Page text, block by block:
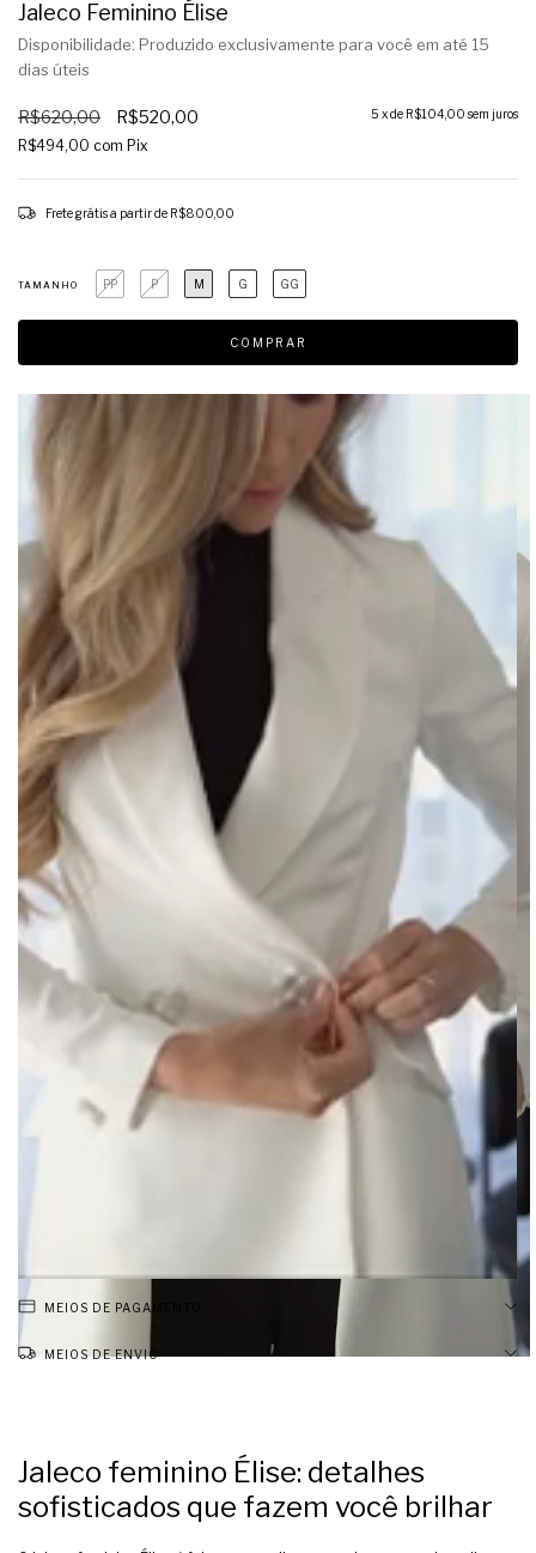
Jaleco Feminino Élise
Disponibilidade: Produzido exclusivamente para você em até 15
dias úteis
R$620,00 R$520,00 5 x de R$104,00 sem juros
R$494,00 com Pix
Frete grátisa partir de R$800,00
TAMANHO PP P M G GG
MEIOS DE PAGAMENTO
MEIOS DE ENVIO
Jaleco feminino Élise: detalhes
sofisticados que fazem você brilhar